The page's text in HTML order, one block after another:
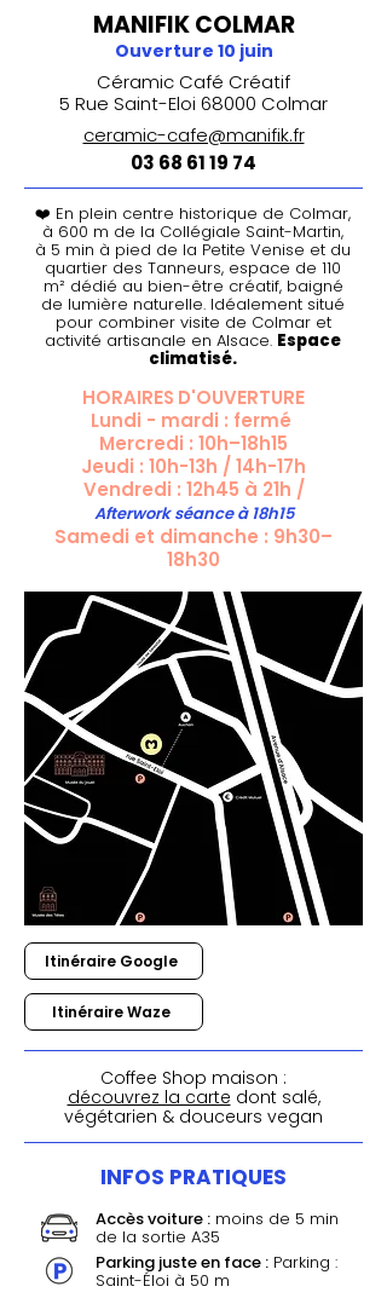
MANIFIK COLMAR
Ouverture 10 juin
Céramic Café Créatif
5 Rue Saint-Eloi 68000 Colmar
ceramic-cafe@manifik.fr
03 68 61 19 74
❤️ En plein centre historique de Colmar,
à 600 m de la Collégiale Saint-Martin,
à 5 min à pied de la Petite Venise et du
quartier des Tanneurs, espace de 110
m² dédié au bien-être créatif, baigné
de lumière naturelle. Idéalement situé
pour combiner visite de Colmar et
activité artisanale en Alsace. Espace
climatisé.
HORAIRES D'OUVERTURE
Lundi - mardi : fermé
Mercredi : 10h–18h15
Jeudi : 10h-13h / 14h-17h
Vendredi : 12h45 à 21h /
Afterwork séance à 18h15
Samedi et dimanche : 9h30–
18h30
Itinéraire Google
Itinéraire Waze
Coffee Shop maison :
découvrez la carte dont salé,
végétarien & douceurs vegan
INFOS PRATIQUES
Accès voiture : moins de 5 min
de la sortie A35
Parking juste en face : Parking :
Saint-Éloi à 50 m